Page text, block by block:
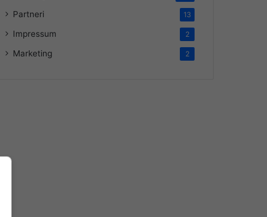
Partneri 13
Impressum 2
Marketing 2